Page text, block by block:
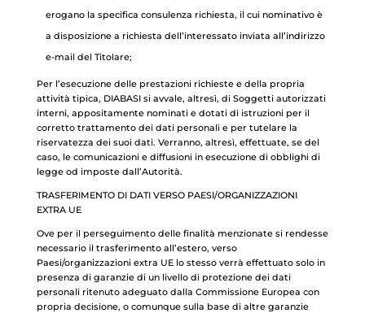
erogano la specifica consulenza richiesta, il cui nominativo è
a disposizione a richiesta dell’interessato inviata all’indirizzo
e-mail del Titolare;
Per l’esecuzione delle prestazioni richieste e della propria
attività tipica, DIABASI si avvale, altresì, di Soggetti autorizzati
interni, appositamente nominati e dotati di istruzioni per il
corretto trattamento dei dati personali e per tutelare la
riservatezza dei suoi dati. Verranno, altresì, effettuate, se del
caso, le comunicazioni e diffusioni in esecuzione di obblighi di
legge od imposte dall’Autorità.
TRASFERIMENTO DI DATI VERSO PAESI/ORGANIZZAZIONI
EXTRA UE
Ove per il perseguimento delle finalità menzionate si rendesse
necessario il trasferimento all’estero, verso
Paesi/organizzazioni extra UE lo stesso verrà effettuato solo in
presenza di garanzie di un livello di protezione dei dati
personali ritenuto adeguato dalla Commissione Europea con
propria decisione, o comunque sulla base di altre garanzie